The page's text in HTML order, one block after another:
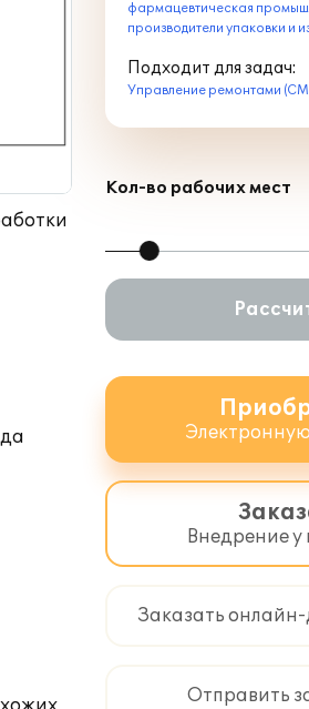
фармацевтическая
производители упаковки и
Подходит для задач:
Управление ремонтами
Кол-во рабочих мест
Внедрение у
Заказать
Отправить